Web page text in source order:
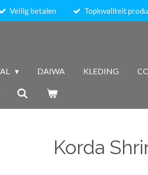
Veilig betalen Topkwaliteit
DAIWA KLEDING
Korda